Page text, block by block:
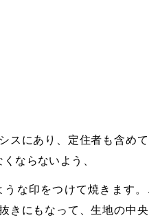
スにあり、定住者も含め
ならないよう、
な印をつけて焼きます。
きにもなって、生地の中